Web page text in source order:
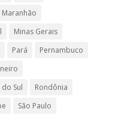
Maranhão
Minas Gerais
Pará
Pernambuco
Sul
Rondônia
São Paulo